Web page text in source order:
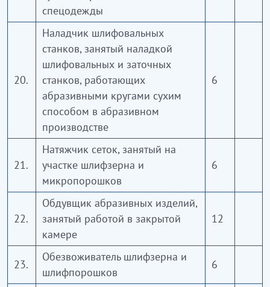
спецодежды
20.
Наладчик шлифовальных
станков, занятый наладкой
шлифовальных и заточных
станков, работающих
абразивными кругами сухим
способом в абразивном
производстве
6
21.
Натяжчик сеток, занятый на
участке шлифзерна и
микропорошков
6
22.
Обдувщик абразивных изделий,
занятый работой в закрытой
камере
12
23.
Обезвоживатель шлифзерна и
шлифпорошков
6